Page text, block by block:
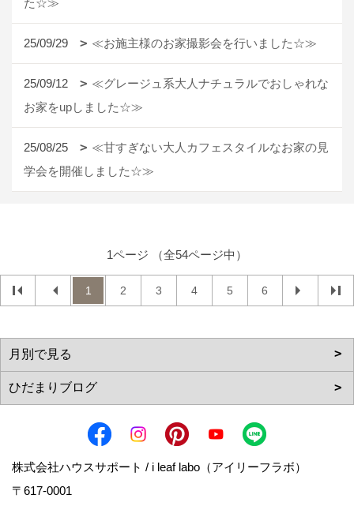
た☆≫
25/09/29 ≪お施主様のお家撮影会を行いました☆≫
25/09/12
≪グレージュ系大人ナチュラルでおしゃれな
お家をupしました☆≫
25/08/25
≪甘すぎない大人カフェスタイルなお家の見
学会を開催しました☆≫
1ページ （全54ページ中）
1 2 3 4 5 6
株式会社ハウスサポート / i leaf labo（アイリーフラボ）
〒617-0001